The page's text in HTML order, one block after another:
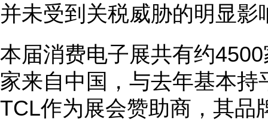
并未受到关税威胁的明显影
本届消费电子展共有约
家来自中国，与去年基本
TCL作为展会赞助商，其品